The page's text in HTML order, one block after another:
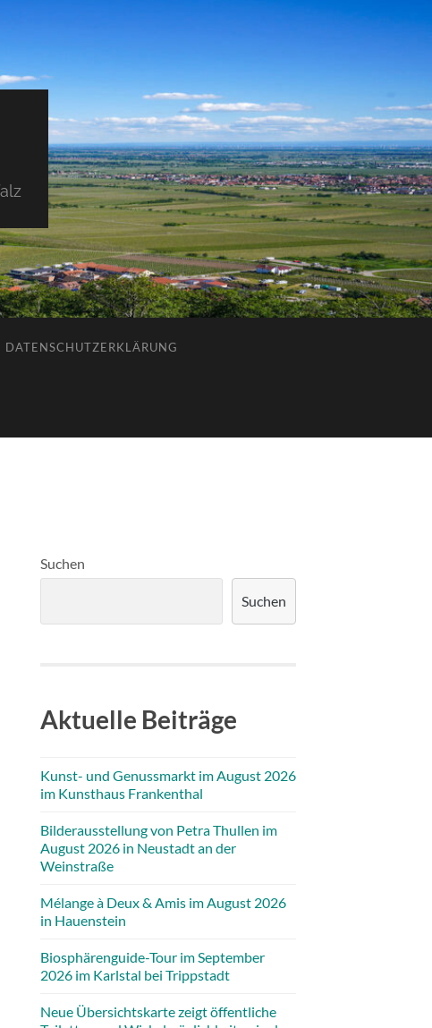
DATENSCHUTZERKLÄRUNG
Suchen
Suchen
Aktuelle Beiträge
Kunst- und Genussmarkt im August 2026
im Kunsthaus Frankenthal
Bilderausstellung von Petra Thullen im
August 2026 in Neustadt an der
Weinstraße
Mélange à Deux & Amis im August 2026
in Hauenstein
Biosphärenguide-Tour im September
2026 im Karlstal bei Trippstadt
Neue Übersichtskarte zeigt öffentliche